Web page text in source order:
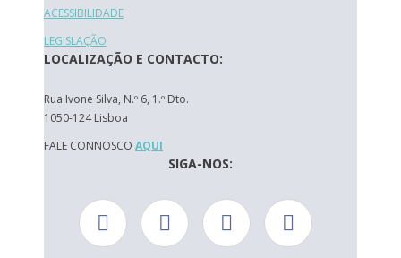
ACESSIBILIDADE
LEGISLAÇÃO
LOCALIZAÇÃO E CONTACTO:
Rua Ivone Silva, N.º 6, 1.º Dto.
1050-124 Lisboa
FALE CONNOSCO AQUI
SIGA-NOS: